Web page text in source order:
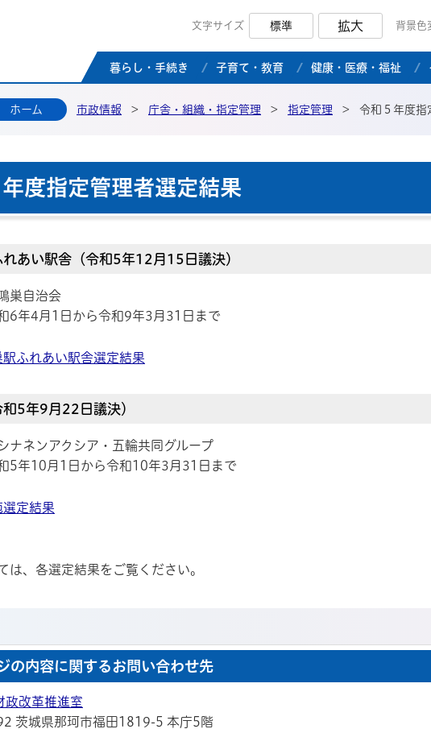
那珂市公式ホームページ
文字サイズ 標準 拡大 背景色
暮らし・手続き 子育て・教育 健康・医療・福祉
ホーム 市政情報 > 庁舎・組織・指定管理 > 指定管理 > 令和５年度指
度指定管理者選定結果
あい駅舎（令和5年12月15日議決）
巣自治会
6年4月1日から令和9年3月31日まで
駅ふれあい駅舎選定結果
5年9月22日議決）
ナネンアクシア・五輪共同グループ
5年10月1日から令和10年3月31日まで
選定結果
は、各選定結果をご覧ください。
の内容に関するお問い合わせ先
政改革推進室
茨城県那珂市福田1819-5 本庁5階